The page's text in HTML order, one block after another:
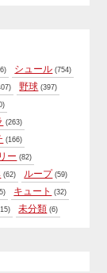
シュール (754)
野球 (397)
(263)
(166)
ー (82)
(62) ループ (59)
キュート (32)
未分類 (6)